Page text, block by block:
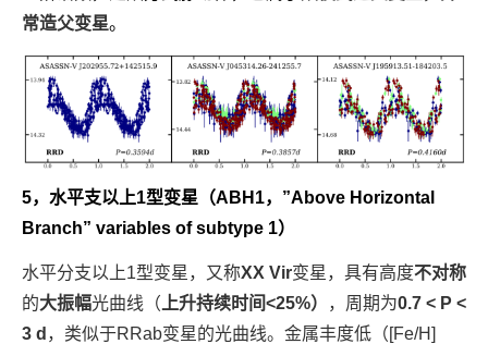
常造父变星。
5，水平支以上1型变星（ABH1，”Above Horizontal
Branch” variables of subtype 1）
水平分支以上1型变星，又称XX Vir变星，具有高度不对称
的大振幅光曲线（ 上升持续时间<25%） ，周期为0.7 < P <
3 d ，类似于RRab变星的光曲线。金属丰度低（[Fe/H]